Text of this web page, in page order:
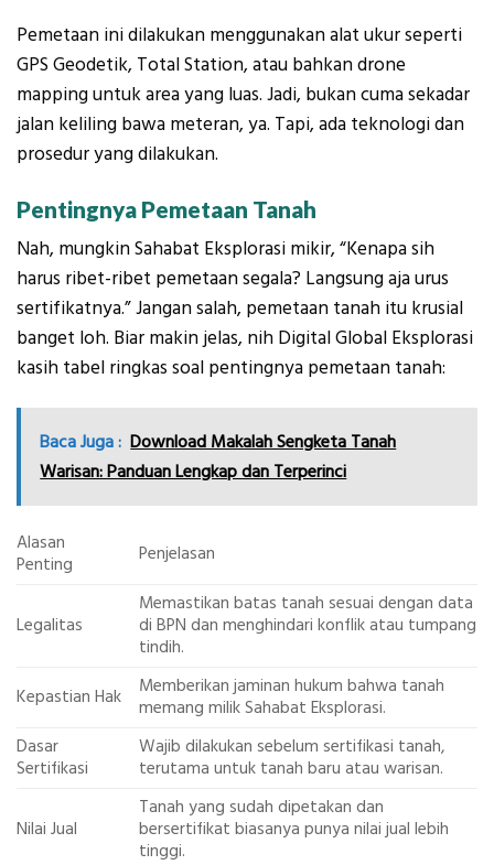
Pemetaan ini dilakukan menggunakan alat ukur seperti
GPS Geodetik, Total Station, atau bahkan drone
mapping untuk area yang luas. Jadi, bukan cuma sekadar
jalan keliling bawa meteran, ya. Tapi, ada teknologi dan
prosedur yang dilakukan.
Pentingnya Pemetaan Tanah
Nah, mungkin Sahabat Eksplorasi mikir, “Kenapa sih
harus ribet-ribet pemetaan segala? Langsung aja urus
sertifikatnya.” Jangan salah, pemetaan tanah itu krusial
banget loh. Biar makin jelas, nih Digital Global Eksplorasi
kasih tabel ringkas soal pentingnya pemetaan tanah:
Baca Juga : Download Makalah Sengketa Tanah
Warisan: Panduan Lengkap dan Terperinci
Alasan
Penting
Penjelasan
Legalitas
Memastikan batas tanah sesuai dengan data
di BPN dan menghindari konflik atau tumpang
tindih.
Kepastian Hak
Memberikan jaminan hukum bahwa tanah
memang milik Sahabat Eksplorasi.
Dasar
Sertifikasi
Wajib dilakukan sebelum sertifikasi tanah,
terutama untuk tanah baru atau warisan.
Nilai Jual
Tanah yang sudah dipetakan dan
bersertifikat biasanya punya nilai jual lebih
tinggi.